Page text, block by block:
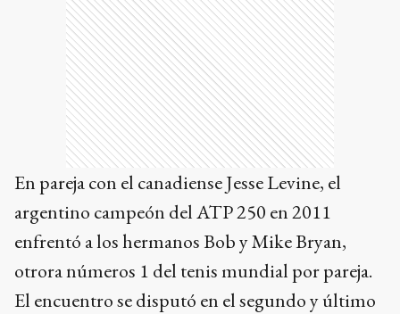
En pareja con el canadiense Jesse Levine, el
argentino campeón del ATP 250 en 2011
enfrentó a los hermanos Bob y Mike Bryan,
otrora números 1 del tenis mundial por pareja.
El encuentro se disputó en el segundo y último